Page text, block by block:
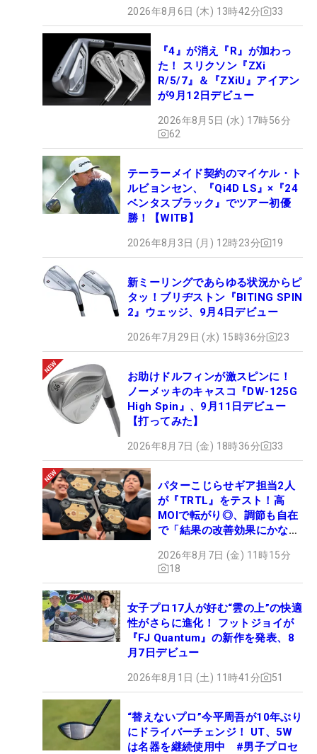
2026年8月6日 (木) 13時42分 33
『4』が消え『R』が加わっ
た！ スリクソン『ZXi
R/5/7』＆『ZXiU』アイアン
が9月12日デビュー
2026年8月5日 (水) 17時56分
62
テーラーメイド契約のマイケル・ト
ルビョンセン、『Qi4D LS』×『24
ベンタスブラック』でツアー初優
勝！【WITB】
2026年8月3日 (月) 12時23分 19
新ミーリングであらゆる状況からピ
タッ！ブリヂストン『BITING SPIN
2』ウェッジ、9月4日デビュー
2026年7月29日 (水) 15時36分 23
お助けドルフィンが激スピンに！
ノーメッキのキャスコ『DW-125G
High Spin』、9月11日デビュー
【打ってみた】
2026年8月7日 (金) 18時36分 33
パターこじらせギア担当2人
が『TRTL』をテスト！高
MOIで転がり◎、調節も自在
で「結果の改善効果にかなり
2026年8月7日 (金) 11時15分
18
女子プロ17人が好む“雲の上”の快適
性がさらに進化！ フットジョイが
『FJ Quantum』の新作を発表、8
月7日デビュー
2026年8月1日 (土) 11時41分 51
“替えないプロ”今平周吾が10年ぶり
にドライバーチェンジ！ UT、5W
は名器を継続使用中 #男子プロセ